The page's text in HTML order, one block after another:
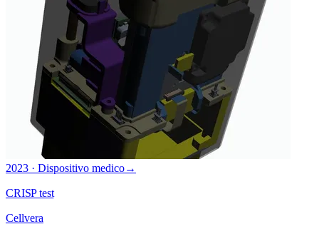
2023 · Dispositivo medico→
CRISP test
Cellvera